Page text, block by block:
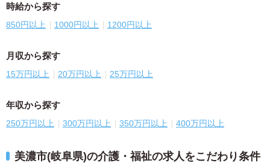
時給から探す
850円以上 1000円以上 1200円以上
月収から探す
15万円以上 20万円以上 25万円以上
年収から探す
250万円以上 300万円以上 350万円以上 400万円以上
美濃市(岐阜県)の介護・福祉の求人をこだわり条件